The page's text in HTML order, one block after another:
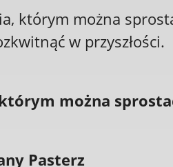
którym można
w przyszłości.
można
Pasterz